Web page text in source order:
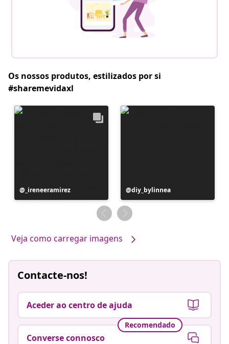
Os nossos produtos, estilizados por si
#sharemevidaxl
Postagem
publicada
_ireneeramirez
Postagem
publicada
por
diy_bylinnea
Veja como carregar imagens
Contacte-nos!
Aceder ao centro de ajuda
Recomendado
Converse connosco